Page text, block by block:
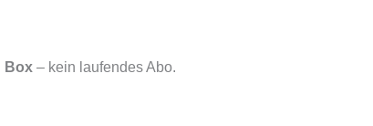
Box – kein laufendes Abo.